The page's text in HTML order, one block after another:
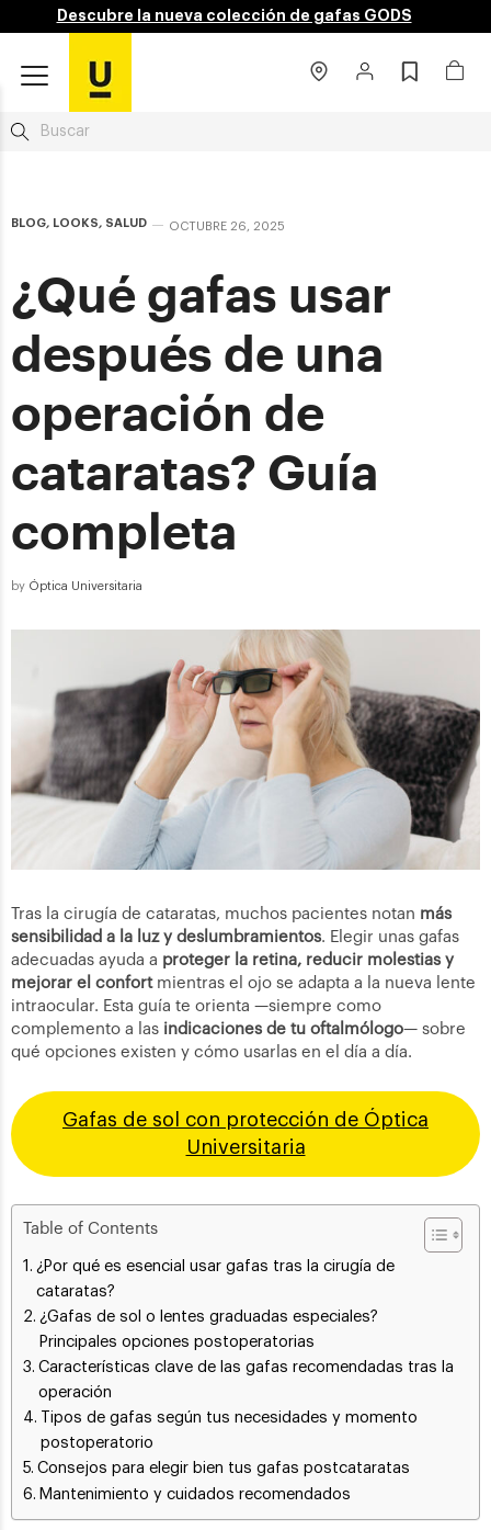
Descubre la nueva colección de gafas GODS
BLOG, LOOKS, SALUD OCTUBRE 26, 2025
¿Qué gafas usar
después de una
operación de
cataratas? Guía
completa
by Óptica Universitaria
Tras la cirugía de cataratas, muchos pacientes notan más
sensibilidad a la luz y deslumbramientos. Elegir unas gafas
adecuadas ayuda a proteger la retina, reducir molestias y
mejorar el confortmientras el ojo se adapta a la nueva lente
intraocular. Esta guía te orienta —siempre como
complemento a las indicaciones de tu oftalmólogo— sobre
qué opciones existen y cómo usarlas en el día a día.
Gafas de sol con protección de Óptica
Universitaria
Table of Contents
¿Por qué es esencial usar gafas tras la cirugía de
cataratas?
¿Gafas de sol o lentes graduadas especiales?
Principales opciones postoperatorias
Características clave de las gafas recomendadas tras la
operación
Tipos de gafas según tus necesidades y momento
postoperatorio
Consejos para elegir bien tus gafas postcataratas
Mantenimiento y cuidados recomendados